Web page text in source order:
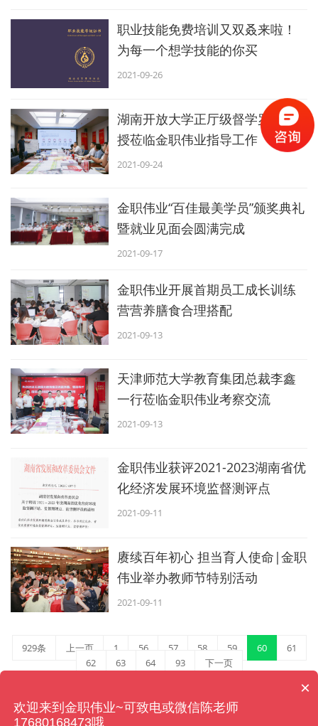
职业技能免费培训又双叒来啦！
为每一个想学技能的你买
2021-09-26
湖南开放大学正厅级督学罗志教
授莅临金职伟业指导工作
2021-09-24
金职伟业“百佳最美学员”颁奖典礼
暨就业见面会圆满完成
2021-09-17
金职伟业开展首期员工成长训练
营营养膳食合理搭配
2021-09-13
天津师范大学教育集团总裁李鑫
一行莅临金职伟业考察交流
2021-09-13
金职伟业获评2021-2023湖南省优
化经济发展环境监督测评点
2021-09-11
赓续百年初心 担当育人使命|金职
伟业举办教师节特别活动
2021-09-11
929条 上一页 1 56 57 58 59 60
61
62
63 64 93 下一页
湖南金职伟业现代家庭产业发展有限公司 版权所有
×
欢迎来到金职伟业~可致电或微信陈老师
17680168473哦